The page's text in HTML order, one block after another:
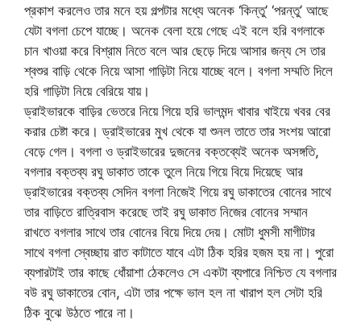
প্রকাশ করলেও তার মনে হয় গল্পটার মধ্যে অনেক ‘কিন্তু’ ‘পরন্তু’ আছে
যেটা বগলা চেপে যাচ্ছে। অনেক বেলা হয়ে গেছে এই বলে হরি বগলাকে
চান খাওয়া করে বিশ্রাম নিতে বলে আর ছেড়ে দিয়ে আসার জন্য সে তার
শ্বশুর বাড়ি থেকে নিয়ে আসা গাড়িটা নিয়ে যাচ্ছে বলে। বগলা সম্মতি দিলে
হরি গাড়িটা নিয়ে বেরিয়ে যায়।
ড্রাইভারকে বাড়ির ভেতরে নিয়ে গিয়ে হরি ভালমন্দ খাবার খাইয়ে খবর বের
করার চেষ্টা করে। ড্রাইভারের মুখ থেকে যা শুনল তাতে তার সংশয় আরো
বেড়ে গেল। বগলা ও ড্রাইভারের দুজনের বক্তব্যেই অনেক অসঙ্গতি,
বগলার বক্তব্য রঘু ডাকাত তাকে তুলে নিয়ে গিয়ে বিয়ে দিয়েছে আর
ড্রাইভারের বক্তব্য সেদিন বগলা নিজেই গিয়ে রঘু ডাকাতের বোনের সাথে
তার বাড়িতে রাত্রিবাস করেছে তাই রঘু ডাকাত নিজের বোনের সম্মান
রাখতে বগলার সাথে তার বোনের বিয়ে দিয়ে দেয়। মোটা ধুমসী মাগীটার
সাথে বগলা স্বেচ্ছায় রাত কাটাতে যাবে এটা ঠিক হরির হজম হয় না। পুরো
ব্যপারটাই তার কাছে ধোঁয়াশা ঠেকলেও সে একটা ব্যপারে নিশ্চিত যে বগলার
বউ রঘু ডাকাতের বোন, এটা তার পক্ষে ভাল হল না খারাপ হল সেটা হরি
ঠিক বুঝে উঠতে পারে না।